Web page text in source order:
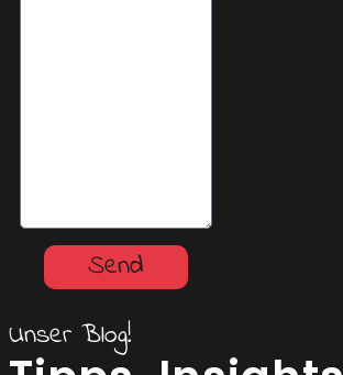
Send
Unser Blog!